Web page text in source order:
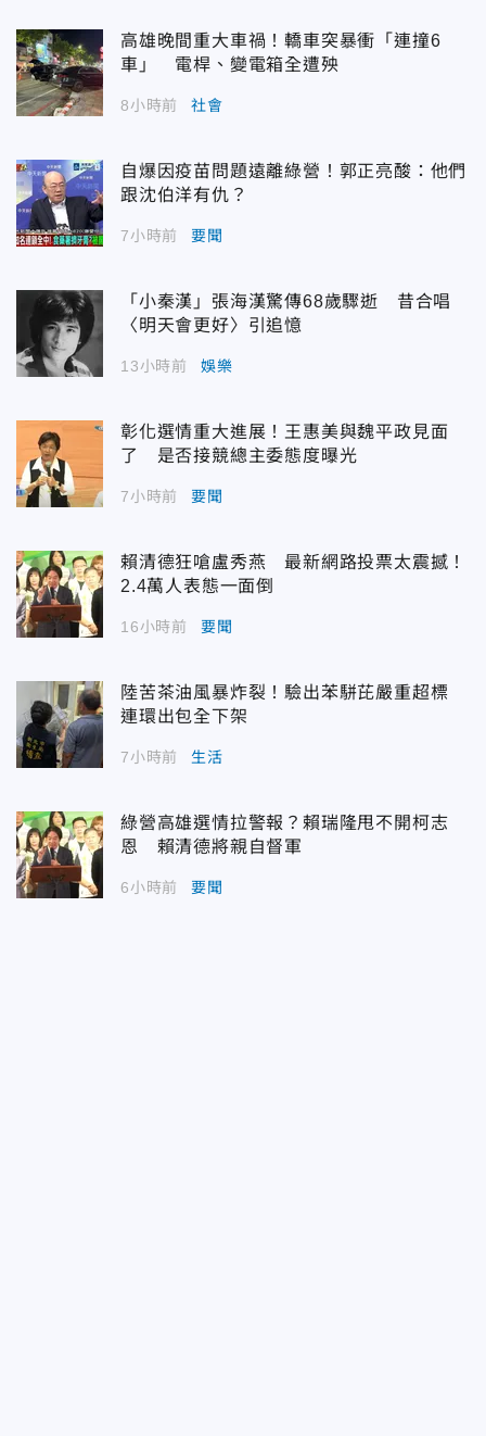
高雄晚間重大車禍！轎車突暴衝「連撞6
車」 電桿、變電箱全遭殃
8小時前 社會
自爆因疫苗問題遠離綠營！郭正亮酸：他們
跟沈伯洋有仇？
7小時前 要聞
「小秦漢」張海漢驚傳68歲驟逝 昔合唱
〈明天會更好〉引追憶
13小時前 娛樂
彰化選情重大進展！王惠美與魏平政見面
了 是否接競總主委態度曝光
7小時前 要聞
賴清德狂嗆盧秀燕 最新網路投票太震撼！
2.4萬人表態一面倒
16小時前 要聞
陸苦茶油風暴炸裂！驗出苯駢芘嚴重超標
連環出包全下架
7小時前 生活
綠營高雄選情拉警報？賴瑞隆甩不開柯志
恩 賴清德將親自督軍
6小時前 要聞